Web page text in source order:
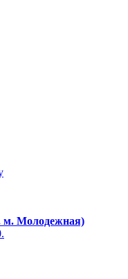
м. Молодежная)